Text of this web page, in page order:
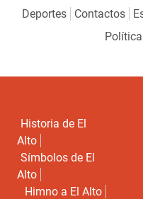
Deportes
Contactos
Historia de El
Alto
Símbolos de El
Alto
Himno a El Alto